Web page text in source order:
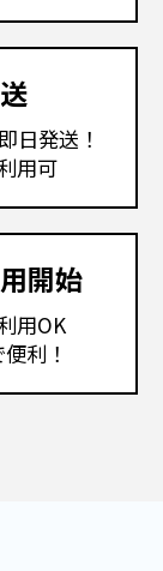
日発送！
用可
開始
用OK
利！